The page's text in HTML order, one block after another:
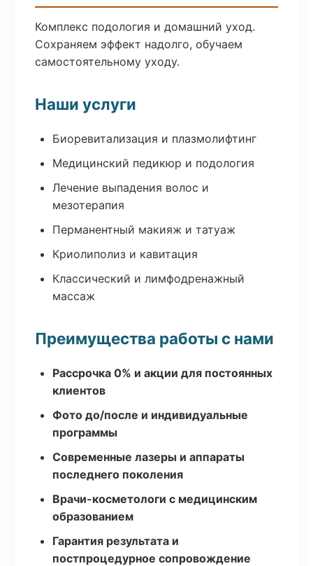
Комплекс подология и домашний уход.
Сохраняем эффект надолго, обучаем
самостоятельному уходу.
Наши услуги
Биоревитализация и плазмолифтинг
Медицинский педикюр и подология
Лечение выпадения волос и
мезотерапия
Перманентный макияж и татуаж
Криолиполиз и кавитация
Классический и лимфодренажный
массаж
Преимущества работы с нами
Рассрочка 0% и акции для постоянных
клиентов
Фото до/после и индивидуальные
программы
Современные лазеры и аппараты
последнего поколения
Врачи-косметологи с медицинским
образованием
Гарантия результата и
постпроцедурное сопровождение